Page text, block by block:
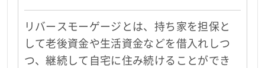
リバースモーゲージとは、持ち家を担保と
して老後資金や生活資金などを借入れしつ
つ、継続して自宅に住み続けることができ